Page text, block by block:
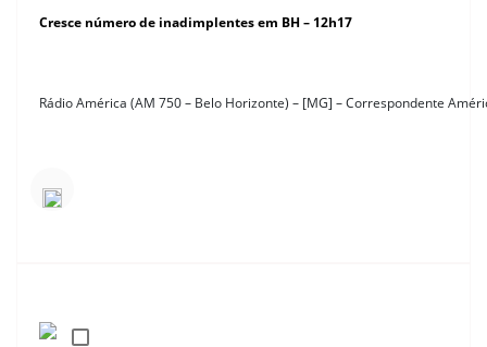
Cresce número de inadimplentes em BH – 12h17
Rádio América (AM 750 – Belo Horizonte) – [MG] – Correspondente